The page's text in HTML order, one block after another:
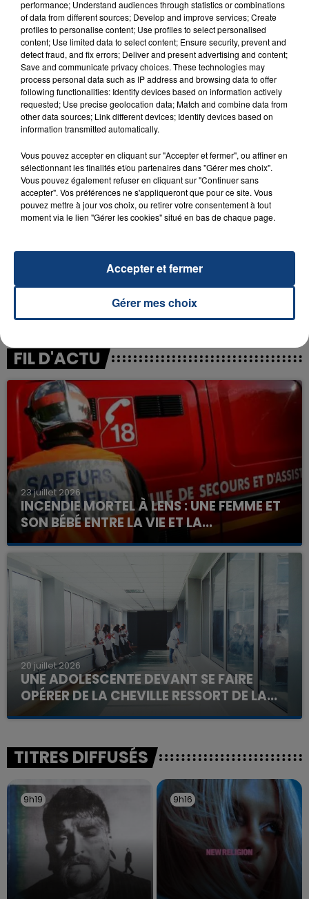
Téléchargez gratuitement l'application Contact FM
sur
et
Physical
RADIO CONTACT
FIL D'ACTU
23 juillet 2026
INCENDIE MORTEL À LENS : UNE FEMME ET
SON BÉBÉ ENTRE LA VIE ET LA...
Un homme s'est immolé par le feu après avoir
aspergé sa compagne et leur bébé de trois mois
d'un liquide inflammable.
20 juillet 2026
UNE ADOLESCENTE DEVANT SE FAIRE
OPÉRER DE LA CHEVILLE RESSORT DE LA...
La famille a porté plainte contre la clinique qui a
excuses.
TITRES DIFFUSÉS
9h19
9h19 9h16
9h16
performance; Understand audiences through statistics or combinations
of data from different sources; Develop and improve services; Create
profiles to personalise content; Use profiles to select personalised
content; Use limited data to select content; Ensure security, prevent and
detect fraud, and fix errors; Deliver and present advertising and content;
Save and communicate privacy choices. These technologies may
process personal data such as IP address and browsing data to offer
following functionalities: Identify devices based on information actively
requested; Use precise geolocation data; Match and combine data from
other data sources; Link different devices; Identify devices based on
information transmitted automatically.
Vous pouvez accepter en cliquant sur "Accepter et fermer", ou affiner en
sélectionnant les finalités et/ou partenaires dans "Gérer mes choix".
Vous pouvez également refuser en cliquant sur "Continuer sans
accepter". Vos préférences ne s'appliqueront que pour ce site. Vous
pouvez mettre à jour vos choix, ou retirer votre consentement à tout
moment via le lien "Gérer les cookies" situé en bas de chaque page.
Gérer mes choix
Accepter et fermer